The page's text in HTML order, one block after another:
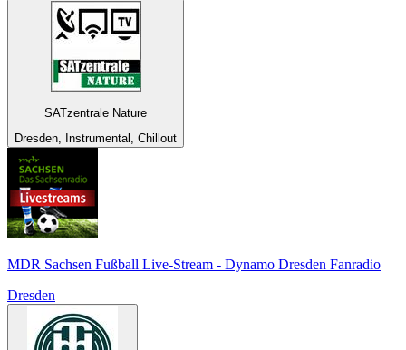
SATzentrale Nature
Dresden, Instrumental, Chillout
MDR Sachsen Fußball Live-Stream - Dynamo Dresden Fanradio
Dresden